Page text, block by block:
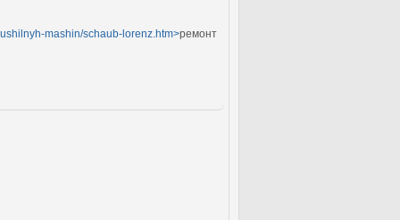
mashin/schaub-lorenz.htm>ремонт